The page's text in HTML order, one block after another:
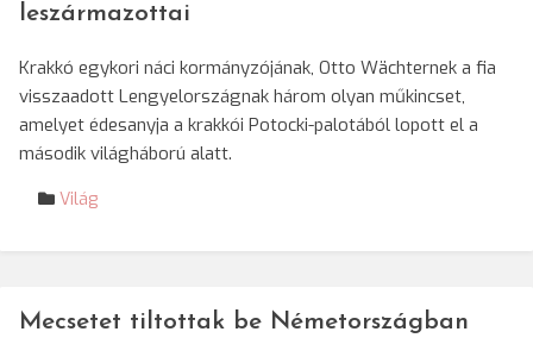
leszármazottai
Krakkó egykori náci kormányzójának, Otto Wächternek a fia
visszaadott Lengyelországnak három olyan műkincset,
amelyet édesanyja a krakkói Potocki-palotából lopott el a
második világháború alatt.
Világ
Mecsetet tiltottak be Németországban